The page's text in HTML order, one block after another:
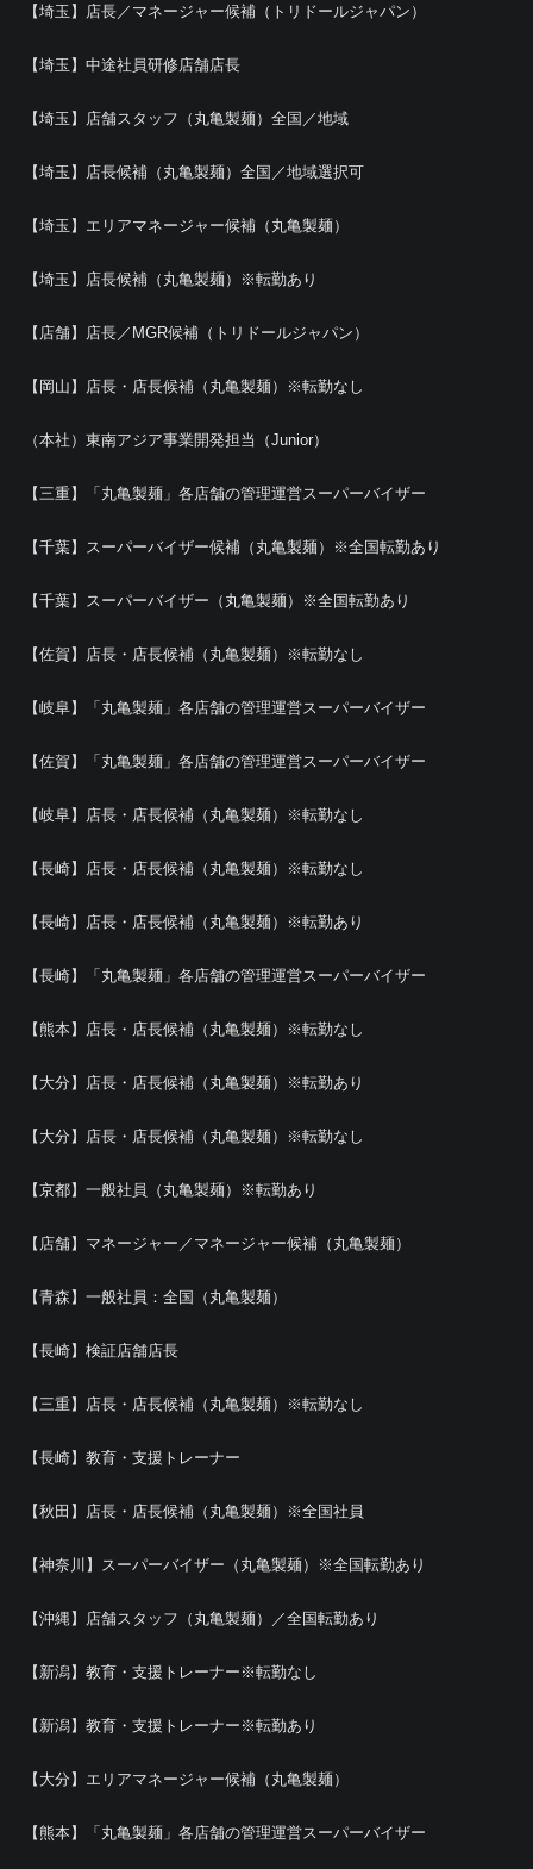
【埼玉】店長／マネージャー候補（トリドールジャパン）
【埼玉】中途社員研修店舗店長
【埼玉】店舗スタッフ（丸亀製麺）全国／地域
【埼玉】店長候補（丸亀製麺）全国／地域選択可
【埼玉】エリアマネージャー候補（丸亀製麺）
【埼玉】店長候補（丸亀製麺）※転勤あり
【店舗】店長／MGR候補（トリドールジャパン）
【岡山】店長・店長候補（丸亀製麺）※転勤なし
（本社）東南アジア事業開発担当（Junior）
【三重】「丸亀製麺」各店舗の管理運営スーパーバイザー
【千葉】スーパーバイザー候補（丸亀製麺）※全国転勤あり
【千葉】スーパーバイザー（丸亀製麺）※全国転勤あり
【佐賀】店長・店長候補（丸亀製麺）※転勤なし
【岐阜】「丸亀製麺」各店舗の管理運営スーパーバイザー
【佐賀】「丸亀製麺」各店舗の管理運営スーパーバイザー
【岐阜】店長・店長候補（丸亀製麺）※転勤なし
【長崎】店長・店長候補（丸亀製麺）※転勤なし
【長崎】店長・店長候補（丸亀製麺）※転勤あり
【長崎】「丸亀製麺」各店舗の管理運営スーパーバイザー
【熊本】店長・店長候補（丸亀製麺）※転勤なし
【大分】店長・店長候補（丸亀製麺）※転勤あり
【大分】店長・店長候補（丸亀製麺）※転勤なし
【京都】一般社員（丸亀製麺）※転勤あり
【店舗】マネージャー／マネージャー候補（丸亀製麺）
【青森】一般社員：全国（丸亀製麺）
【長崎】検証店舗店長
【三重】店長・店長候補（丸亀製麺）※転勤なし
【長崎】教育・支援トレーナー
【秋田】店長・店長候補（丸亀製麺）※全国社員
【神奈川】スーパーバイザー（丸亀製麺）※全国転勤あり
【沖縄】店舗スタッフ（丸亀製麺）／全国転勤あり
【新潟】教育・支援トレーナー※転勤なし
【新潟】教育・支援トレーナー※転勤あり
【大分】エリアマネージャー候補（丸亀製麺）
【熊本】「丸亀製麺」各店舗の管理運営スーパーバイザー